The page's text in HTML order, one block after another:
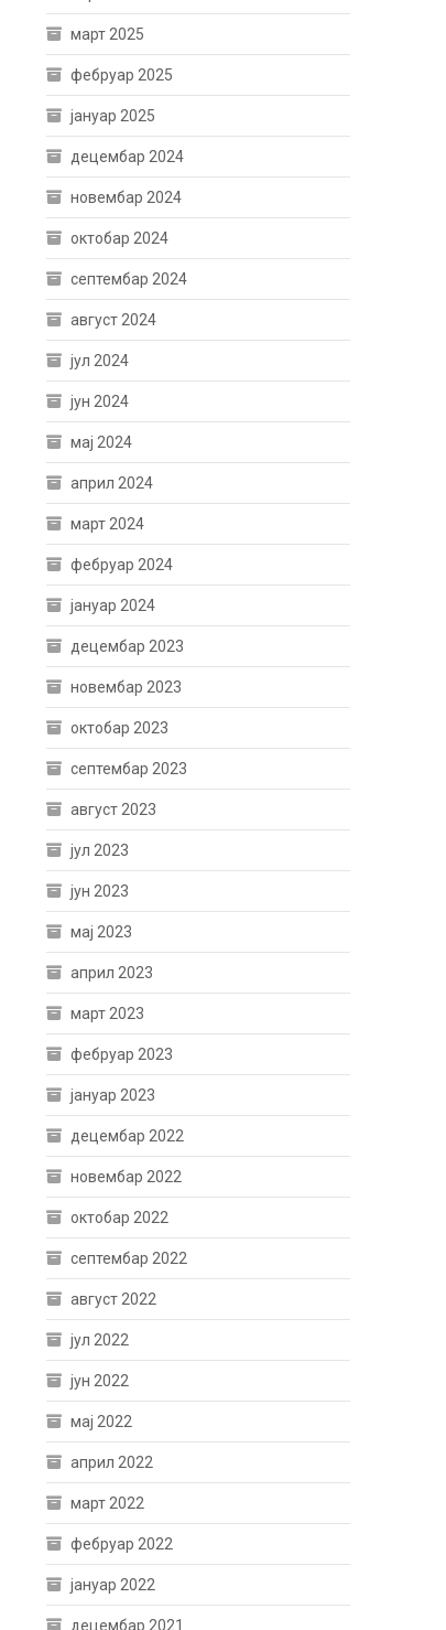
март 2025
фебруар 2025
јануар 2025
децембар 2024
новембар 2024
октобар 2024
септембар 2024
август 2024
јул 2024
јун 2024
мај 2024
април 2024
март 2024
фебруар 2024
јануар 2024
децембар 2023
новембар 2023
октобар 2023
септембар 2023
август 2023
јул 2023
јун 2023
мај 2023
април 2023
март 2023
фебруар 2023
јануар 2023
децембар 2022
новембар 2022
октобар 2022
септембар 2022
август 2022
јул 2022
јун 2022
мај 2022
април 2022
март 2022
фебруар 2022
јануар 2022
децембар 2021